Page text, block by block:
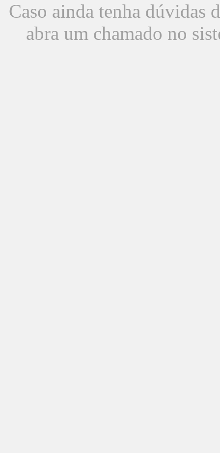
Caso ainda tenha dúvidas
abra um chamado no